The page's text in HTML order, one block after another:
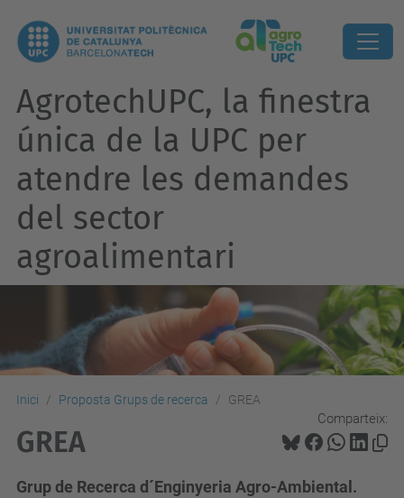
AgrotechUPC, la finestra
única de la UPC per
atendre les demandes
del sector
agroalimentari
Inici Proposta Grups de recerca GREA
Comparteix:
GREA
Grup de Recerca d´Enginyeria Agro-Ambiental.